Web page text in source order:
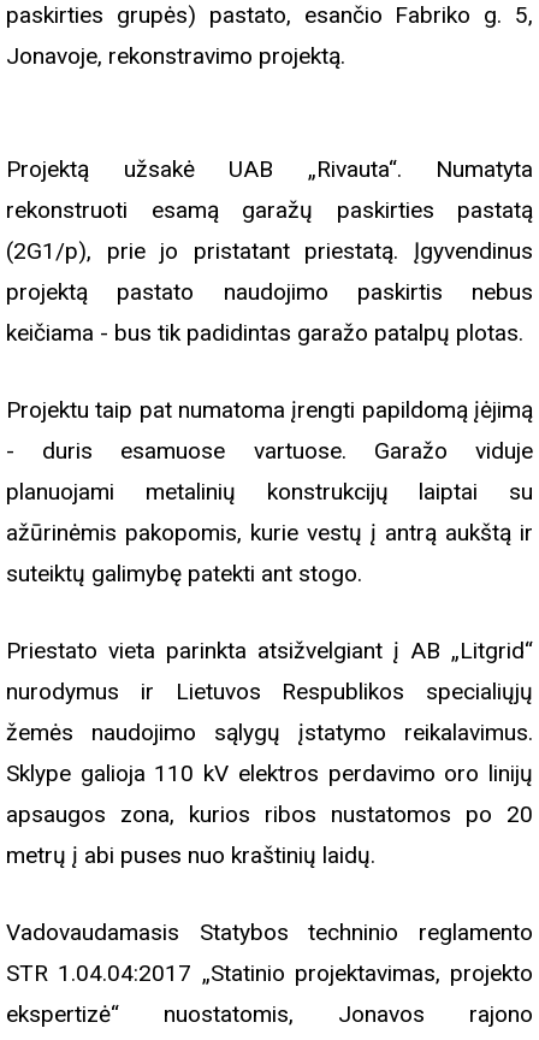
paskirties grupės) pastato, esančio Fabriko g. 5,
Jonavoje, rekonstravimo projektą.
Projektą užsakė UAB „Rivauta“. Numatyta
rekonstruoti esamą garažų paskirties pastatą
(2G1/p), prie jo pristatant priestatą. Įgyvendinus
projektą pastato naudojimo paskirtis nebus
keičiama - bus tik padidintas garažo patalpų plotas.
Projektu taip pat numatoma įrengti papildomą įėjimą
- duris esamuose vartuose. Garažo viduje
planuojami metalinių konstrukcijų laiptai su
ažūrinėmis pakopomis, kurie vestų į antrą aukštą ir
suteiktų galimybę patekti ant stogo.
Priestato vieta parinkta atsižvelgiant į AB „Litgrid“
nurodymus ir Lietuvos Respublikos specialiųjų
žemės naudojimo sąlygų įstatymo reikalavimus.
Sklype galioja 110 kV elektros perdavimo oro linijų
apsaugos zona, kurios ribos nustatomos po 20
metrų į abi puses nuo kraštinių laidų.
Vadovaudamasis Statybos techninio reglamento
STR 1.04.04:2017 „Statinio projektavimas, projekto
ekspertizė“ nuostatomis, Jonavos rajono